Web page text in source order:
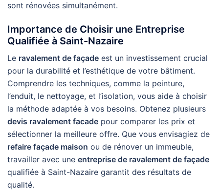
sont rénovées simultanément.
Importance de Choisir une Entreprise
Qualifiée à Saint-Nazaire
Le ravalement de façade est un investissement crucial
pour la durabilité et l’esthétique de votre bâtiment.
Comprendre les techniques, comme la peinture,
l’enduit, le nettoyage, et l’isolation, vous aide à choisir
la méthode adaptée à vos besoins. Obtenez plusieurs
devis ravalement facade pour comparer les prix et
sélectionner la meilleure offre. Que vous envisagiez de
refaire façade maison ou de rénover un immeuble,
travailler avec une entreprise de ravalement de façade
qualifiée à Saint-Nazaire garantit des résultats de
qualité.